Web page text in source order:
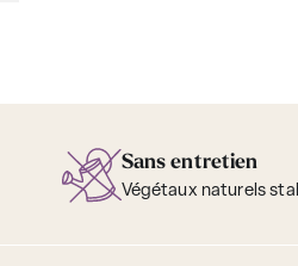
Sans entretien
Végétaux naturels